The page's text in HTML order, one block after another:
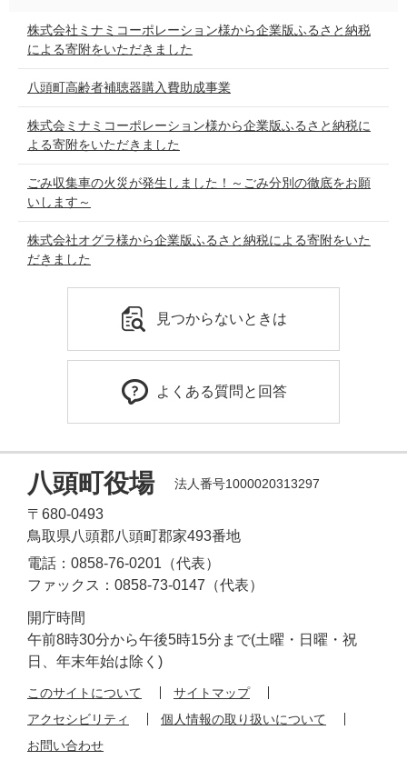
株式会社ミナミコーポレーション様から企業版ふるさと納税
による寄附をいただきました
八頭町高齢者補聴器購入費助成事業
株式会ミナミコーポレーション様から企業版ふるさと納税に
よる寄附をいただきました
ごみ収集車の火災が発生しました！～ごみ分別の徹底をお願
いします～
株式会社オグラ様から企業版ふるさと納税による寄附をいた
だきました
見つからないときは
よくある質問と回答
八頭町役場 法人番号1000020313297
〒680-0493
鳥取県八頭郡八頭町郡家493番地
電話：0858-76-0201（代表）
ファックス：0858-73-0147（代表）
開庁時間
午前8時30分から午後5時15分まで(土曜・日曜・祝
日、年末年始は除く)
このサイトについて
サイトマップ
アクセシビリティ
個人情報の取り扱いについて
お問い合わせ